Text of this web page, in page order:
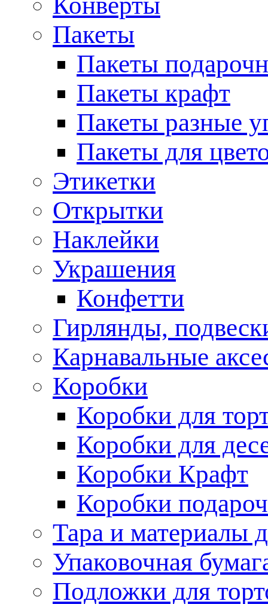
Пакеты
Пакеты
Пакеты крафт
Пакеты разные
Пакеты для
Этикетки
Открытки
Наклейки
Украшения
Конфетти
Гирлянды,
Карнавальные
Коробки
Коробки для
Коробки для
Коробки Крафт
Коробки
Тара и материалы
Упаковочная
Подложки для